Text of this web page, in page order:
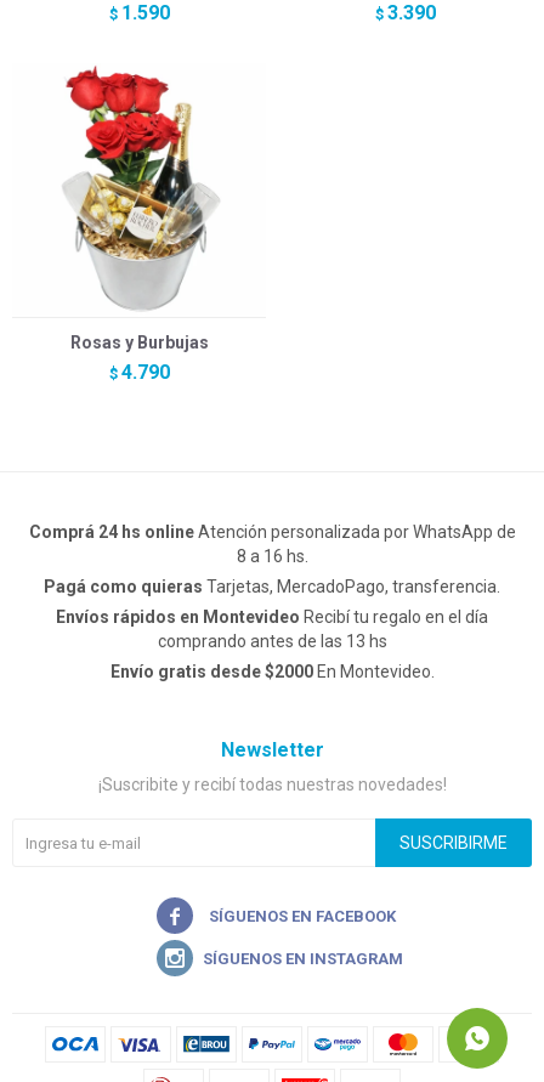
$ 1.590 $ 3.390
Rosas y Burbujas
$ 4.790
Comprá 24 hs onlineAtención personalizada por WhatsApp de
8 a 16 hs.
Pagá como quieras Tarjetas, MercadoPago, transferencia.
Envíos rápidos en Montevideo Recibí tu regalo en el día
comprando antes de las 13 hs
Envío gratis desde $2000En Montevideo.
Newsletter
¡Suscribite y recibí todas nuestras novedades!
SUSCRIBIRME

